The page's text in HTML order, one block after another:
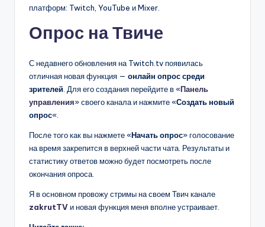
платформ: Twitch, YouTube и Mixer.
Опрос на Твиче
С недавнего обновления на Twitch.tv появилась
отличная новая функция — онлайн опрос среди
зрителей . Для его создания перейдите в «Панель
управления» своего канала и нажмите «Создать новый
опрос«.
После того как вы нажмете «Начать опрос» голосование
на время закрепится в верхней части чата. Результаты и
статистику ответов можно будет посмотреть после
окончания опроса.
Я в основном провожу стримы на своем Твич канале
zakrutTVи новая функция меня вполне устраивает.